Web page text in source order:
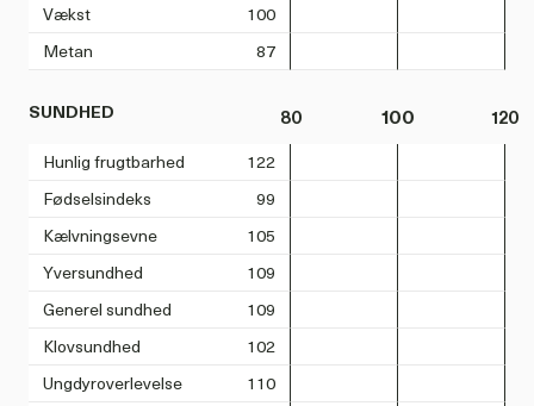
Vækst
100
Metan
87
SUNDHED 80 100 120
Hunlig frugtbarhed
122
Fødselsindeks
99
Kælvningsevne
105
Yversundhed
109
Generel sundhed
109
Klovsundhed
102
Ungdyroverlevelse
110